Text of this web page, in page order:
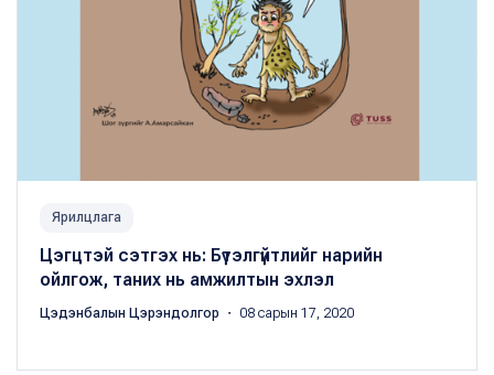
Ярилцлага
Цэгцтэй сэтгэх нь: Бүтэлгүйтлийг нарийн
ойлгож, таних нь амжилтын эхлэл
Цэдэнбалын Цэрэндолгор ・ 08 сарын 17, 2020